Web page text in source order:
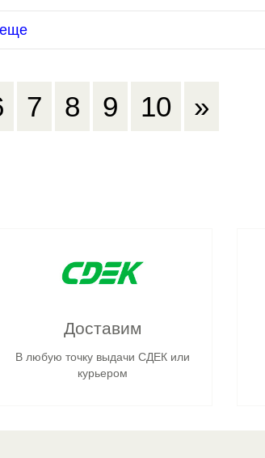
еще
7 8 9 10 »
Доставим
В любую точку выдачи СДЕК или
курьером